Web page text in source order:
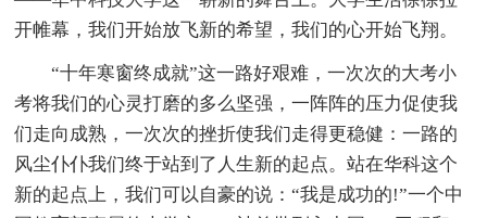
开帷幕，我们开始放飞新的希望，我们的心开始飞翔。
“十年寒窗终成就”这一路好艰难，一次次的大考小
考将我们的心灵打磨的多么坚强，一阵阵的压力促使我
们走向成熟，一次次的挫折使我们走得更稳健：一路的
风尘仆仆我们终于站到了人生新的起点。站在华科这个
新的起点上，我们可以自豪的说：“我是成功的!”一个中